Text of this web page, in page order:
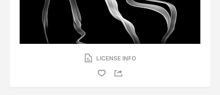
LICENSE INFO